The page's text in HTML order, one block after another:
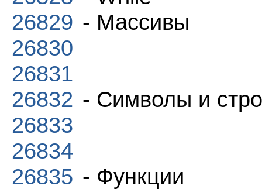
26829 - Массивы
26830
26831
26832 - Символы и
26833
26834
26835 - Функции